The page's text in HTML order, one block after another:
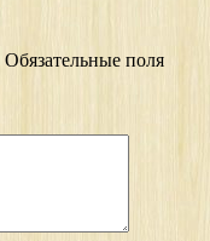
Обязательные поля